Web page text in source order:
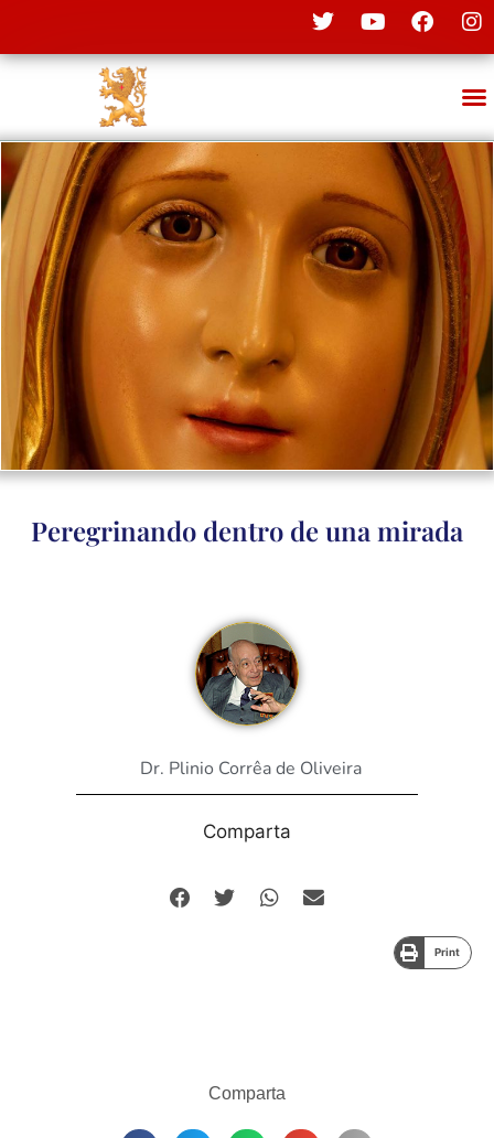
Peregrinando dentro de una mirada
Dr. Plinio Corrêa de Oliveira
Comparta
Print
Comparta